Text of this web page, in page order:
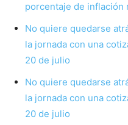
porcentaje de inflación
No quiere quedarse
la jornada con una
20 de julio
No quiere quedarse
la jornada con una
20 de julio